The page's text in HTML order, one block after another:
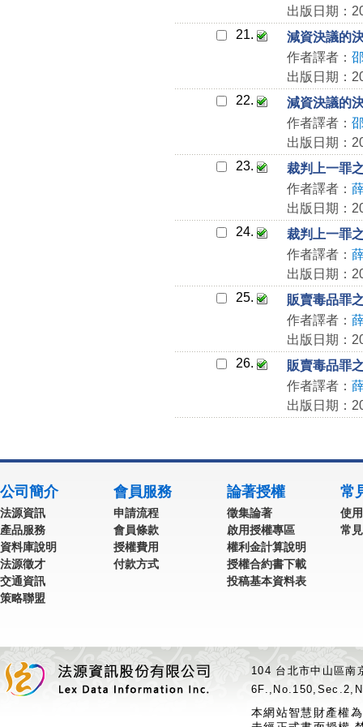
出版日期：
21.
減資決議的
作者譯者：
出版日期：
22.
減資決議的
作者譯者：
出版日期：
23.
裁判上一罪
作者譯者：
出版日期：
24.
裁判上一罪
作者譯者：
出版日期：
25.
販賣毒品罪
作者譯者：
出版日期：
26.
販賣毒品罪
作者譯者：
出版日期：
公司簡介
法源資訊
產品服務
資料庫說明
法源徵才
交通資訊
策略聯盟
會員服務
申請流程
會員條款
授權費用
付款方式
論著授權
徵集論著
啟用授權專區
權利金計算說明
授權合約書下載
投稿基本資料表
常
使
常
104 台北市中山區
本網站智慧財產權